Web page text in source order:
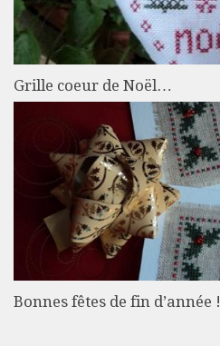
Grille coeur de Noël…
Bonnes fêtes de fin d’année !